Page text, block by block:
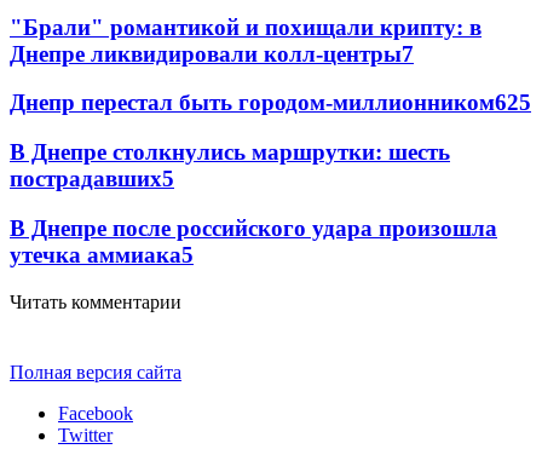
"Брали" романтикой и похищали крипту: в
Днепре ликвидировали колл-центры7
Днепр перестал быть городом-миллионником625
В Днепре столкнулись маршрутки: шесть
пострадавших5
В Днепре после российского удара произошла
утечка аммиака5
Читать комментарии
Полная версия сайта
Facebook
Twitter